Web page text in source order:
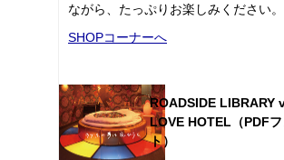
ながら、たっぷりお楽しみください。
SHOPコーナーへ
ROADSIDE LIBRARY
LOVE HOTEL（PDF
ト）